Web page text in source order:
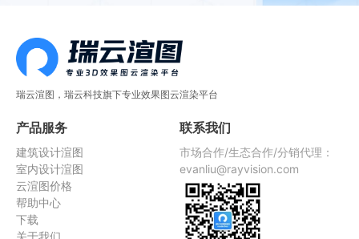
瑞云渲图，瑞云科技旗下专业效果图云渲染平台
产品服务
建筑设计渲图
室内设计渲图
云渲图价格
帮助中心
下载
关于我们
联系我们
市场合作/生态合作/分销代理：
evanliu@rayvision.com